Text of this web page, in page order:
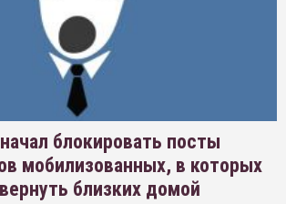
блокировать посты
мобилизованных, в которых
близких домой